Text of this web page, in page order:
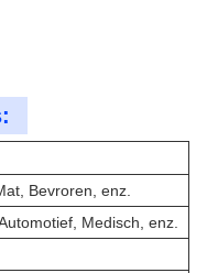
Bevroren, enz.
Medisch, enz.